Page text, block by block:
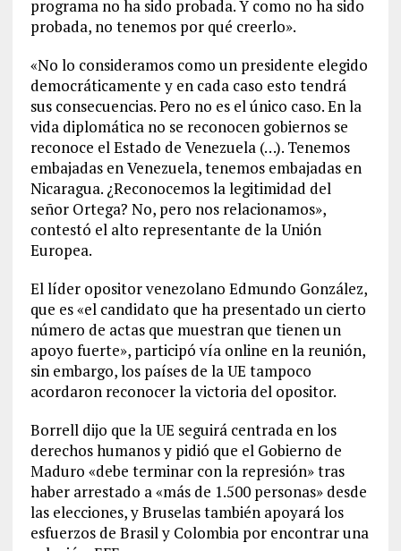
programa no ha sido probada. Y como no ha sido
probada, no tenemos por qué creerlo».
«No lo consideramos como un presidente elegido
democráticamente y en cada caso esto tendrá
sus consecuencias. Pero no es el único caso. En la
vida diplomática no se reconocen gobiernos se
reconoce el Estado de Venezuela (…). Tenemos
embajadas en Venezuela, tenemos embajadas en
Nicaragua. ¿Reconocemos la legitimidad del
señor Ortega? No, pero nos relacionamos»,
contestó el alto representante de la Unión
Europea.
El líder opositor venezolano Edmundo González,
que es «el candidato que ha presentado un cierto
número de actas que muestran que tienen un
apoyo fuerte», participó vía online en la reunión,
sin embargo, los países de la UE tampoco
acordaron reconocer la victoria del opositor.
Borrell dijo que la UE seguirá centrada en los
derechos humanos y pidió que el Gobierno de
Maduro «debe terminar con la represión» tras
haber arrestado a «más de 1.500 personas» desde
las elecciones, y Bruselas también apoyará los
esfuerzos de Brasil y Colombia por encontrar una